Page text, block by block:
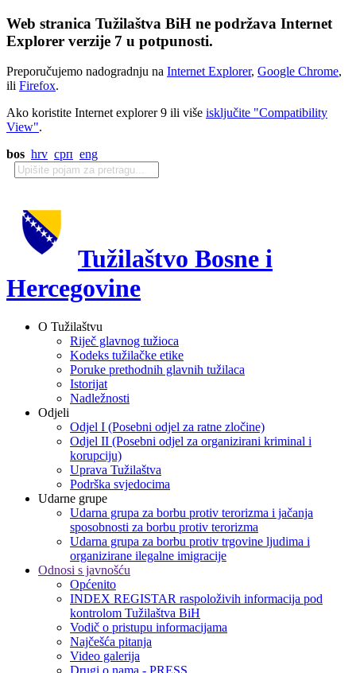
Web stranica Tužilaštva BiH ne podržava Internet
Explorer verzije 7 u potpunosti.
Preporučujemo nadogradnju na Internet Explorer, Google Chrome,
ili Firefox.
Ako koristite Internet explorer 9 ili više isključite "Compatibility
View".
bos hrv срп eng
Tužilaštvo Bosne i
Hercegovine
O Tužilaštvu
Riječ glavnog tužioca
Kodeks tužilačke etike
Poruke prethodnih glavnih tužilaca
Istorijat
Nadležnosti
Odjeli
Odjel I (Posebni odjel za ratne zločine)
Odjel II (Posebni odjel za organizirani kriminal i
korupciju)
Uprava Tužilaštva
Podrška svjedocima
Udarne grupe
Udarna grupa za borbu protiv terorizma i jačanja
sposobnosti za borbu protiv terorizma
Udarna grupa za borbu protiv trgovine ljudima i
organizirane ilegalne imigracije
Odnosi s javnošću
Općenito
INDEX REGISTAR raspoloživih informacija pod
kontrolom Tužilaštva BiH
Vodič o pristupu informacijama
Najčešća pitanja
Video galerija